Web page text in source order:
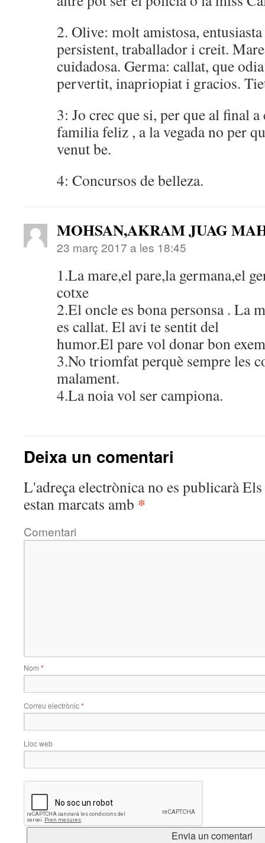
2. Olive: molt amistosa,
persistent, traballador i creit.
cuidadosa. Germa: callat, que
pervertit, inapriopiat i gracios.
3: Jo crec que si, per que al final
familia feliz , a la vegada no per
venut be.
4: Concursos de belleza.
MOHSAN,AKRAM JUAG
23 març 2017 a les 18:45
1.La mare,el pare,la germana,el
cotxe
2.El oncle es bona personsa . La
es callat. El avi te sentit del
humor.El pare vol donar bon
3.No triomfat perquè sempre les
malament.
4.La noia vol ser campiona.
Deixa un comentari
L'adreça electrònica no es publicaràEls
estan marcats amb *
Comentari
Nom *
Correu electrònic*
Lloc web